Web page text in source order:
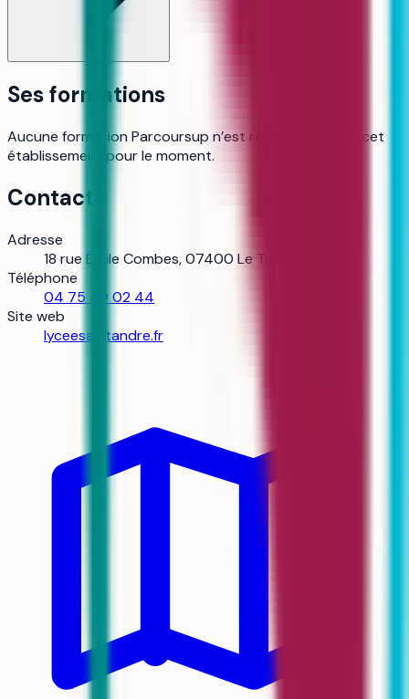
Ses formations
Aucune formation Parcoursup n’est référencée pour cet
établissement pour le moment.
Contact
Adresse
18 rue Émile Combes, 07400 Le Teil
Téléphone
04 75 49 02 44
Site web
lyceesaintandre.fr